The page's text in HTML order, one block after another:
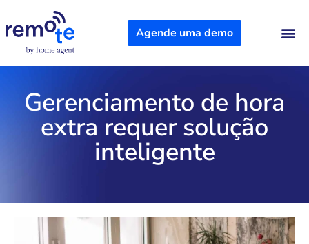
Agende uma demo
Gerenciamento de hora
extra requer solução
inteligente